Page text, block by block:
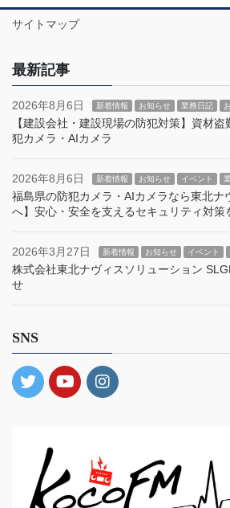
サイトマップ
最新記事
2026年8月6日 新着情報 お知らせ 業務日記
【建設会社・建設現場の防犯対策】資材
犯カメラ・AIカメラ
2026年8月6日 新着情報 お知らせ イベント
福島県の防犯カメラ・AIカメラなら東北ナ
へ】安心・安全を支えるセキュリティ対策
2026年3月27日 新着情報 お知らせ イベント
株式会社東北ナヴィスソリューション
せ
SNS